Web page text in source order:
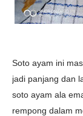
Soto ayam ini
jadi panjang dan
soto ayam ala
rempong dalam